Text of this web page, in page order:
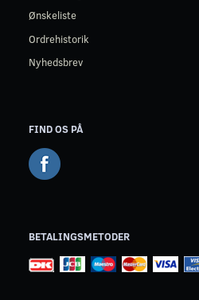
Ønskeliste
Ordrehistorik
Nyhedsbrev
FIND OS PÅ
BETALINGSMETODER